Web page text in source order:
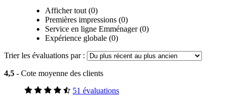
Afficher tout (0)
Premières impressions (0)
Service en ligne Emménager (0)
Expérience globale (0)
Trier les évaluations par :
4,5 - Cote moyenne des clients
51 évaluations